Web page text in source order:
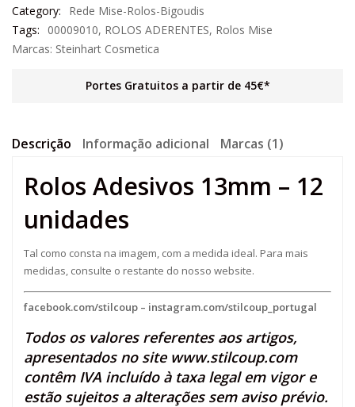
Category:
Rede Mise-Rolos-Bigoudis
Tags:
00009010, ROLOS ADERENTES, Rolos Mise
Marcas: Steinhart Cosmetica
Portes Gratuitos a partir de 45€*
Descrição Informação adicional Marcas (1)
Rolos Adesivos 13mm – 12
unidades
Tal como consta na imagem, com a medida ideal. Para mais
medidas, consulte o restante do nosso website.
facebook.com/stilcoup – instagram.com/stilcoup_portugal
Todos os valores referentes aos artigos,
apresentados no site www.stilcoup.com
contêm IVA incluído à taxa legal em vigor e
estão sujeitos a alterações sem aviso prévio.